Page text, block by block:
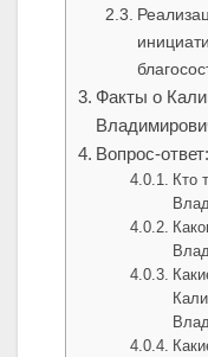
Факты о
Вопрос-ответ:
Кто